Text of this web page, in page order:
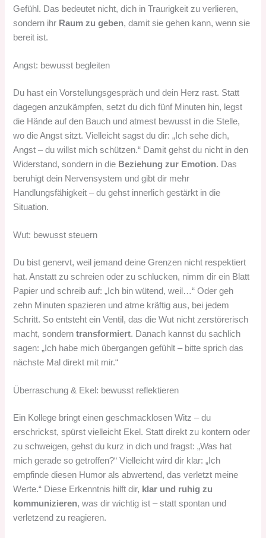
Gefühl. Das bedeutet nicht, dich in Traurigkeit zu verlieren,
sondern ihr Raum zu geben, damit sie gehen kann, wenn sie
bereit ist.
Angst: bewusst begleiten
Du hast ein Vorstellungsgespräch und dein Herz rast. Statt
dagegen anzukämpfen, setzt du dich fünf Minuten hin, legst
die Hände auf den Bauch und atmest bewusst in die Stelle,
wo die Angst sitzt. Vielleicht sagst du dir: „Ich sehe dich,
Angst – du willst mich schützen.“ Damit gehst du nicht in den
Widerstand, sondern in die Beziehung zur Emotion. Das
beruhigt dein Nervensystem und gibt dir mehr
Handlungsfähigkeit – du gehst innerlich gestärkt in die
Situation.
Wut: bewusst steuern
Du bist genervt, weil jemand deine Grenzen nicht respektiert
hat. Anstatt zu schreien oder zu schlucken, nimm dir ein Blatt
Papier und schreib auf: „Ich bin wütend, weil…“ Oder geh
zehn Minuten spazieren und atme kräftig aus, bei jedem
Schritt. So entsteht ein Ventil, das die Wut nicht zerstörerisch
macht, sonderntransformiert. Danach kannst du sachlich
sagen: „Ich habe mich übergangen gefühlt – bitte sprich das
nächste Mal direkt mit mir.“
Überraschung & Ekel: bewusst reflektieren
Ein Kollege bringt einen geschmacklosen Witz – du
erschrickst, spürst vielleicht Ekel. Statt direkt zu kontern oder
zu schweigen, gehst du kurz in dich und fragst: „Was hat
mich gerade so getroffen?“ Vielleicht wird dir klar: „Ich
empfinde diesen Humor als abwertend, das verletzt meine
Werte.“ Diese Erkenntnis hilft dir, klar und ruhig zu
kommunizieren, was dir wichtig ist – statt spontan und
verletzend zu reagieren.